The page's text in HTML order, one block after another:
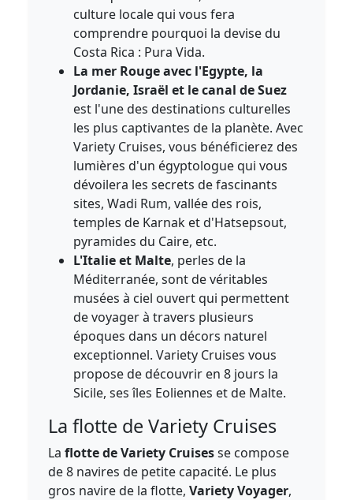
culture locale qui vous fera
comprendre pourquoi la devise du
Costa Rica : Pura Vida.
La mer Rouge avec l'Egypte, la
Jordanie, Israël et le canal de Suez
est l'une des destinations culturelles
les plus captivantes de la planète. Avec
Variety Cruises, vous bénéficierez des
lumières d'un égyptologue qui vous
dévoilera les secrets de fascinants
sites, Wadi Rum, vallée des rois,
temples de Karnak et d'Hatsepsout,
pyramides du Caire, etc.
L'Italie et Malte, perles de la
Méditerranée, sont de véritables
musées à ciel ouvert qui permettent
de voyager à travers plusieurs
époques dans un décors naturel
exceptionnel. Variety Cruises vous
propose de découvrir en 8 jours la
Sicile, ses îles Eoliennes et de Malte.
La flotte de Variety Cruises
Laflotte de Variety Cruisesse compose
de 8 navires de petite capacité. Le plus
gros navire de la flotte,Variety Voyager,